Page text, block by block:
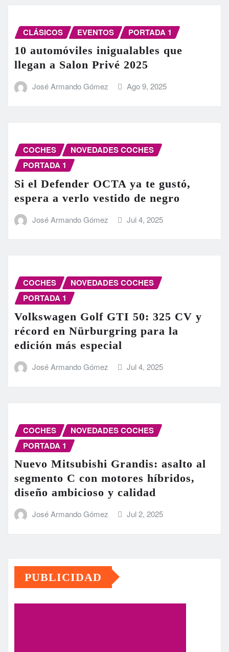
CLÁSICOS EVENTOS PORTADA 1
10 automóviles inigualables que
llegan a Salon Privé 2025
José Armando Gómez Ago 9, 2025
COCHES
NOVEDADES COCHES
PORTADA 1
Si el Defender OCTA ya te gustó,
espera a verlo vestido de negro
José Armando Gómez Jul 4, 2025
COCHES
NOVEDADES COCHES
PORTADA 1
Volkswagen Golf GTI 50: 325 CV y
récord en Nürburgring para la
edición más especial
José Armando Gómez Jul 4, 2025
COCHES
NOVEDADES COCHES
PORTADA 1
Nuevo Mitsubishi Grandis: asalto al
segmento C con motores híbridos,
diseño ambicioso y calidad
José Armando Gómez Jul 2, 2025
PUBLICIDAD